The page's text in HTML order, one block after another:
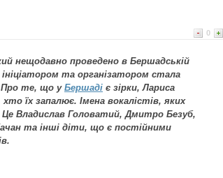
0
нещодавно проведено в Бершадській
та організатором стала
Про те, що у Бершаді є зірки, Лариса
їх запалює. Імена вокалістів, яких
Це Владислав Головатий, Дмитро Безуб,
та інші діти, що є постійними